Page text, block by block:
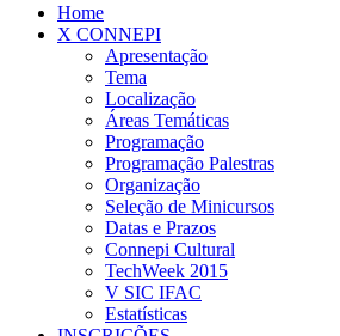
Home
X CONNEPI
Apresentação
Tema
Localização
Áreas Temáticas
Programação
Programação Palestras
Organização
Seleção de Minicursos
Datas e Prazos
Connepi Cultural
TechWeek 2015
V SIC IFAC
Estatísticas